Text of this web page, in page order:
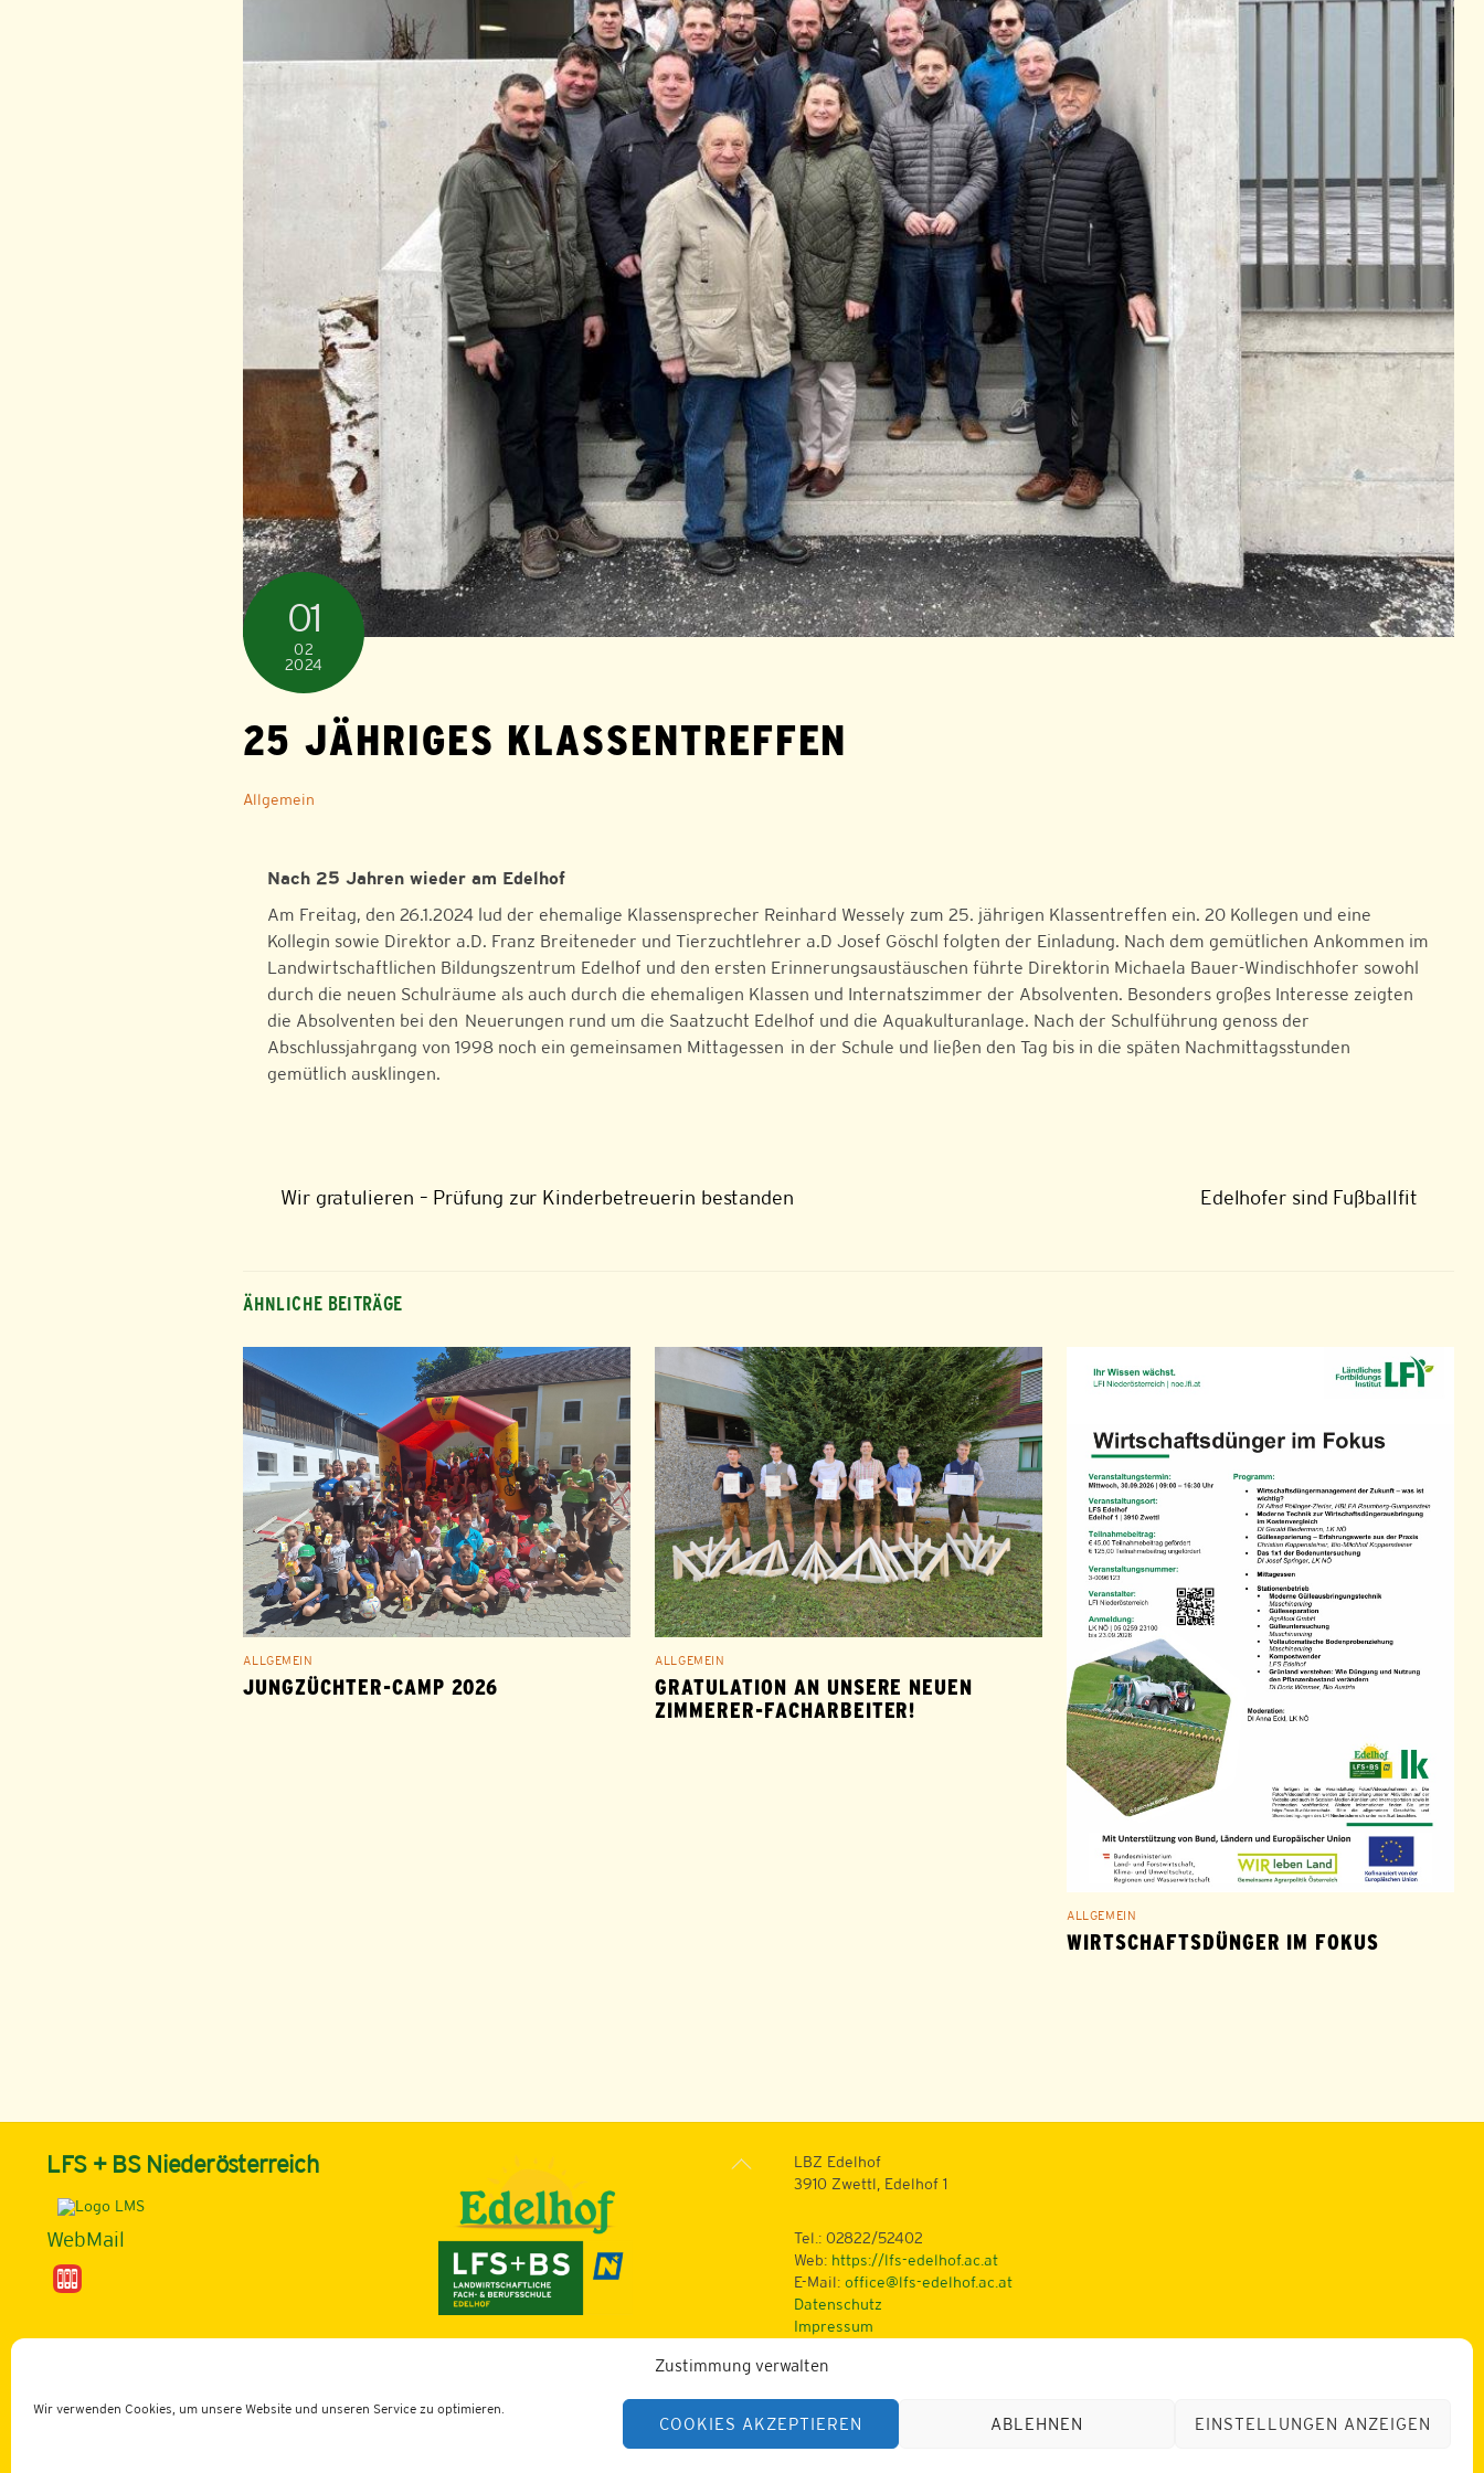
Zustimmung verwalten
Wir verwenden Cookies, um unsere Website und unseren Service zu optimieren.
COOKIES AKZEPTIEREN ABLEHNEN EINSTELLUNGEN ANZEIGEN
01
02
2024
25 JÄHRIGES KLASSENTREFFEN
Allgemein
Nach 25 Jahren wieder am Edelhof
Am Freitag, den 26.1.2024 lud der ehemalige Klassensprecher Reinhard Wessely zum 25. jährigen Klassentreffen ein. 20 Kollegen und eine
Kollegin sowie Direktor a.D. Franz Breiteneder und Tierzuchtlehrer a.D Josef Göschl folgten der Einladung. Nach dem gemütlichen Ankommen im
Landwirtschaftlichen Bildungszentrum Edelhof und den ersten Erinnerungsaustäuschen führte Direktorin Michaela Bauer-Windischhofer sowohl
durch die neuen Schulräume als auch durch die ehemaligen Klassen und Internatszimmer der Absolventen. Besonders großes Interesse zeigten
die Absolventen bei den Neuerungen rund um die Saatzucht Edelhof und die Aquakulturanlage. Nach der Schulführung genoss der
Abschlussjahrgang von 1998 noch ein gemeinsamen Mittagessen in der Schule und ließen den Tag bis in die späten Nachmittagsstunden
gemütlich ausklingen.
Wir gratulieren – Prüfung zur Kinderbetreuerin bestanden Edelhofer sind Fußballfit
ÄHNLICHE BEITRÄGE
ALLGEMEIN
JUNGZÜCHTER-CAMP 2026
ALLGEMEIN
GRATULATION AN UNSERE NEUEN
ZIMMERER-FACHARBEITER!
ALLGEMEIN
WIRTSCHAFTSDÜNGER IM FOKUS
Back
LFS + BS Niederösterreich
WebMail
LBZ Edelhof
3910 Zwettl, Edelhof 1
Tel.: 02822/52402
Web: https://lfs-edelhof.ac.at
E-Mail: office@lfs-edelhof.ac.at
Datenschutz
Impressum